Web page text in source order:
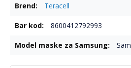
informacija Teracell
8600412792993